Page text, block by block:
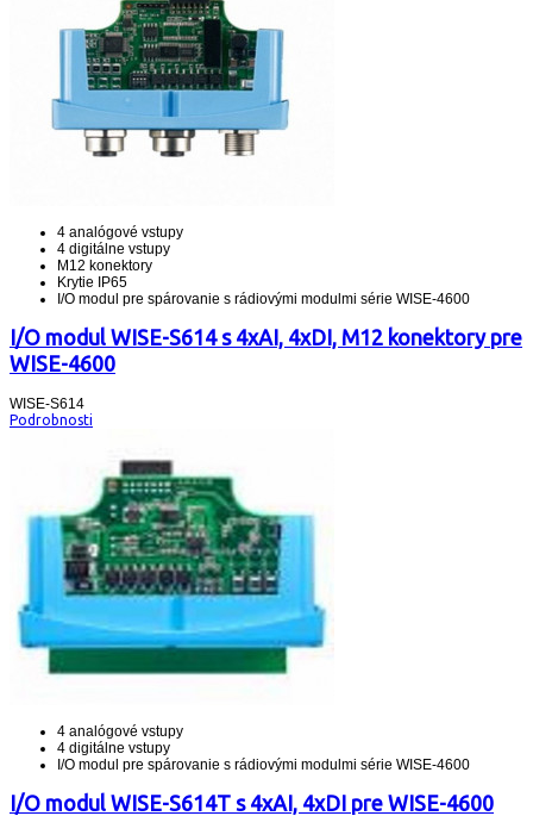
4 analógové vstupy
4 digitálne vstupy
M12 konektory
Krytie IP65
I/O modul pre spárovanie s rádiovými modulmi série WISE-4600
I/O modul WISE-S614 s 4xAI, 4xDI, M12 konektory pre
WISE-4600
WISE-S614
Podrobnosti
4 analógové vstupy
4 digitálne vstupy
I/O modul pre spárovanie s rádiovými modulmi série WISE-4600
I/O modul WISE-S614T s 4xAI, 4xDI pre WISE-4600